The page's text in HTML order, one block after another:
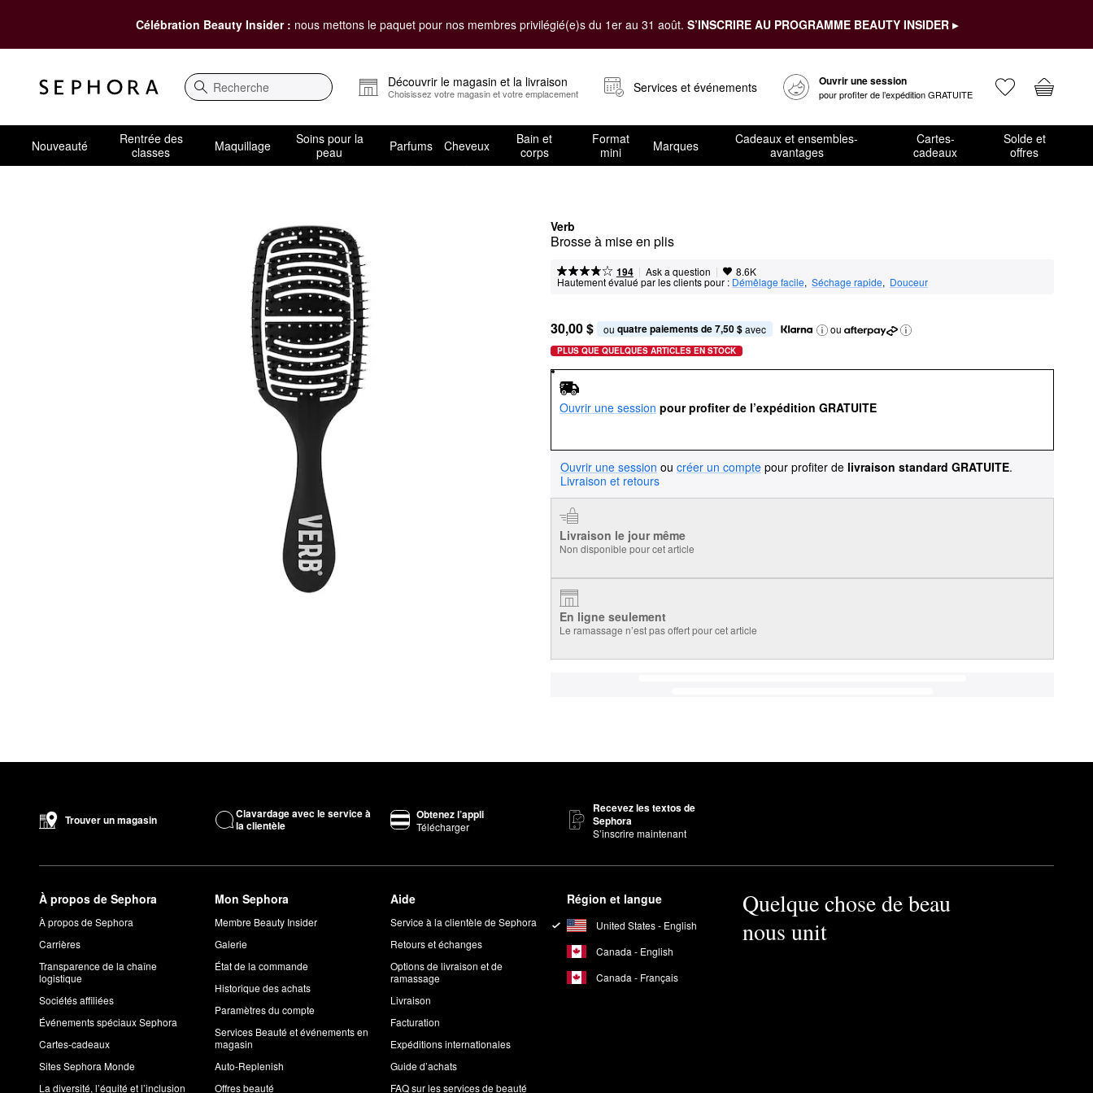
Célébration Beauty Insider : nous mettons le paquet pour nos membres privilégié(e)s du 1er au 31 août. S’INSCRIRE AU PROGRAMME BEAUTY INSIDER ▸
Recherche
Découvrir le magasin et la livraison
Choisissez votre magasin et votre emplacement Services et événements Ouvrir une session
pour profiter de l’expédition GRATUITE
Nouveauté
Rentrée des
classes
Maquillage
Soins pour la
peau
Parfums Cheveux
Bain et
corps
Format
mini
Marques
Cadeaux et ensembles-
avantages
Cartes-
cadeaux
Solde et
offres
Verb
Brosse à mise en plis
194 | Ask a question | 8.6K
Hautement évalué par les clients pour : Démêlage facile, Séchage rapide, Douceur
30,00 $ ou quatre paiements de 7,50 $ avec ou
PLUS QUE QUELQUES ARTICLES EN STOCK
Ouvrir une session pour profiter de l’expédition GRATUITE
Ouvrir une session ou créer un compte pour profiter de livraison standard GRATUITE.
Livraison et retours
Livraison le jour même
Non disponible pour cet article
En ligne seulement
Le ramassage n’est pas offert pour cet article
Trouver un magasin
Clavardage avec le service à
la clientèle
Obtenez l’appli
Télécharger
Recevez les textos de
Sephora
S’inscrire maintenant
À propos de Sephora
À propos de Sephora
Carrières
Transparence de la chaîne
logistique
Sociétés affiliées
Événements spéciaux Sephora
Cartes-cadeaux
Sites Sephora Monde
La diversité, l’équité et l’inclusion
Mon Sephora
Membre Beauty Insider
Galerie
État de la commande
Historique des achats
Paramètres du compte
Services Beauté et événements en
magasin
Auto-Replenish
Offres beauté
Aide
Service à la clientèle de Sephora
Retours et échanges
Options de livraison et de
ramassage
Livraison
Facturation
Expéditions internationales
Guide d’achats
FAQ sur les services de beauté
Région et langue
United States - English
Canada - English
Canada - Français
Quelque chose de beau
nous unit